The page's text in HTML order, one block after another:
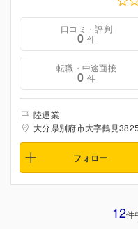
口コミ・評判
0 件
転職・中途面接
0 件
陸運業
大分県別府市大字鶴見
フォロー
12件